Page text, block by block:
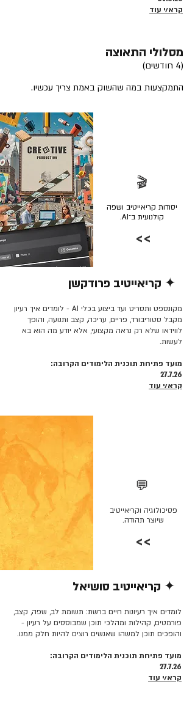
קרא/י עוד
מסלולי התאוצה
(4 חודשים)
התמקצעות במה שהשוק באמת צריך עכשיו.
🎬
יסודות קריאייטיב ושפה
קולנועית ב־AI.
>>
✦ קריאייטיב פרודקשן
מקונספט ותסריט ועד ביצוע בכלי AI - לומדים איך רעיון
מקבל סטוריבורד, פריים, עריכה, קצב ותנועה, והופך
לווידאו שלא רק נראה מקצועי, אלא יודע מה הוא בא
לעשות.
מועד פתיחת תוכנית הלימודים הקרובה:
27.7.26
קרא/י עוד
💬
פסיכולוגיה וקריאייטיב
שיוצר תהודה.
>>
✦ קריאייטיב סושיאל
לומדים איך רעיונות חיים ברשת: תשומת לב, שפה, קצב,
פורמטים, קהילות ומהלכי תוכן שמבוססים על רעיון -
והופכים תוכן למשהו שאנשים רוצים להיות חלק ממנו.
מועד פתיחת תוכנית הלימודים הקרובה:
27.7.26
קרא/י עוד